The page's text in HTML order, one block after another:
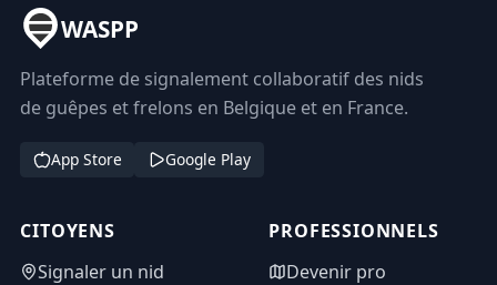
WASPP
Plateforme de signalement collaboratif des nids
de guêpes et frelons en Belgique et en France.
App Store Google Play
CITOYENS
Signaler un nid
PROFESSIONNELS
Devenir pro